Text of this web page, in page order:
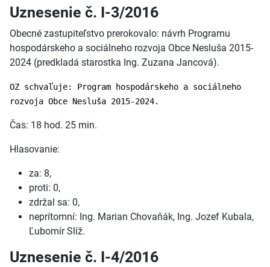
Uznesenie č. I-3/2016
Obecné zastupiteľstvo prerokovalo: návrh Programu
hospodárskeho a sociálneho rozvoja Obce Nesluša 2015-
2024 (predkladá starostka Ing. Zuzana Jancová).
OZ schvaľuje: Program hospodárskeho a sociálneho
rozvoja Obce Nesluša 2015-2024.
Čas: 18 hod. 25 min.
Hlasovanie:
za: 8,
proti: 0,
zdržal sa: 0,
neprítomní: Ing. Marian Chovaňák, Ing. Jozef Kubala,
Ľubomír Slíž.
Uznesenie č. I-4/2016